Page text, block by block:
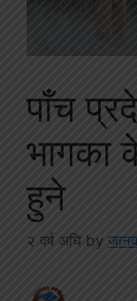
पाँच
भागका
हुने
२ वर्ष अघि by